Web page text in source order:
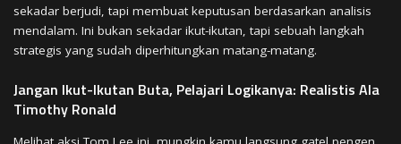
sekadar berjudi, tapi membuat keputusan berdasarkan analisis
mendalam. Ini bukan sekadar ikut-ikutan, tapi sebuah langkah
strategis yang sudah diperhitungkan matang-matang.
Jangan Ikut-Ikutan Buta, Pelajari Logikanya: Realistis Ala
Timothy Ronald